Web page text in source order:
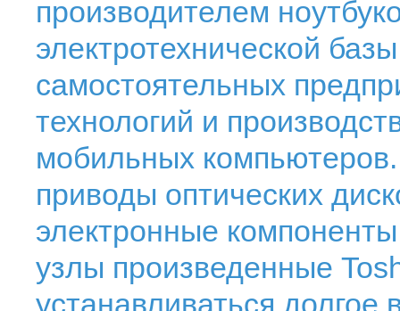
производителем
электротехнической
самостоятельных
технологий и
мобильных
приводы оптических
электронные
узлы произведенные
устанавливаться долгое